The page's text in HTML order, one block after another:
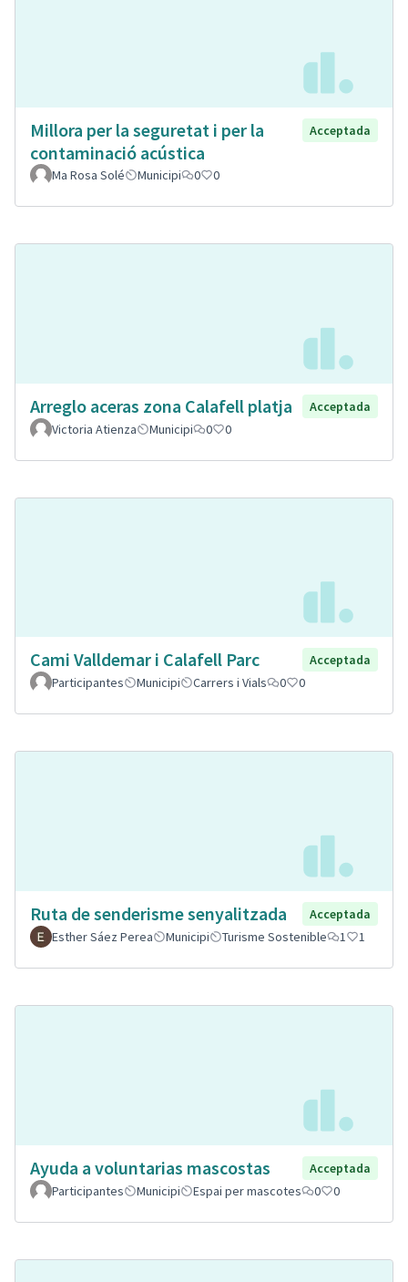
Millora per la seguretat i per la
contaminació acústica
Acceptada
Ma Rosa Solé Municipi 0 0
Arreglo aceras zona Calafell platja
Acceptada
Victoria Atienza
Municipi 0 0
Cami Valldemar i Calafell Parc
Acceptada
Participantes
Municipi Carrers i Vials 0 0
Ruta de senderisme senyalitzada
Acceptada
Esther Sáez Perea
Municipi Turisme Sostenible 1 1
Ayuda a voluntarias mascostas
Acceptada
Participantes
Municipi Espai per mascotes 0 0